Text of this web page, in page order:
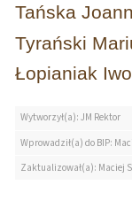
Tańska
Tyrański
Łopianiak
Wytworzył(a): JM Rektor
Wprowadził(a) do BIP:
Zaktualizował(a): Maciej